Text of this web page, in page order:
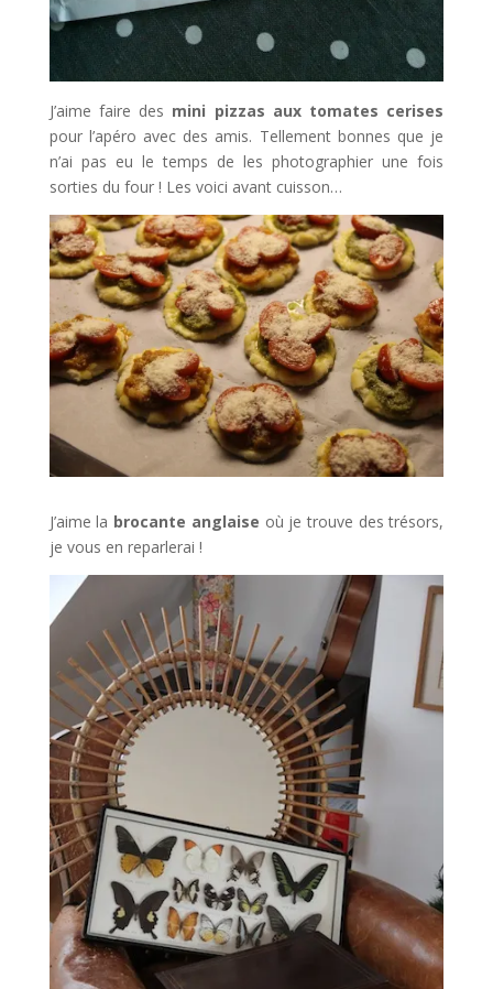
J’aime faire des mini pizzas aux tomates cerises
pour l’apéro avec des amis. Tellement bonnes que je
n’ai pas eu le temps de les photographier une fois
sorties du four ! Les voici avant cuisson…
J’aime la brocante anglaise où je trouve des trésors,
je vous en reparlerai !